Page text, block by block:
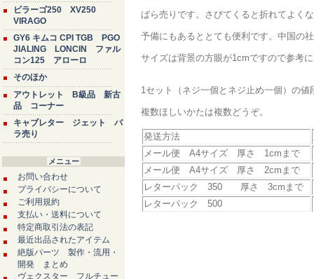
ビラーゴ250 XV250
VIRAGO
GY6 キムコ CPI TGB PGO
JIALING LONCIN ファル
コン125 アローロ
そのほか
アウトレット B級品 新古
品 コーナー
キャブレター ジェット バ
ラ売り
メニュー
お問い合わせ
プライバシーについて
ご利用規約
支払い・送料について
特定商取引法の表記
最近出品されたアイテム
絶版パーツ 製作・流用・
開発 まとめ
ヴェクスター フルチュー
ばら売りです。さびてくると折れてよく
予備にもあるととても便利です。中国の
サイズは背景の方眼が1cmですので参考
1セット（ネジ一個とネジ止め一個）の値
複数ほしいかたは複数どうぞ。
発送方法
メール便 A4サイズ 厚さ 1cmまで
メール便 A4サイズ 厚さ 2cmまで
レターパック 350 厚さ 3cmまで
レターパック 500